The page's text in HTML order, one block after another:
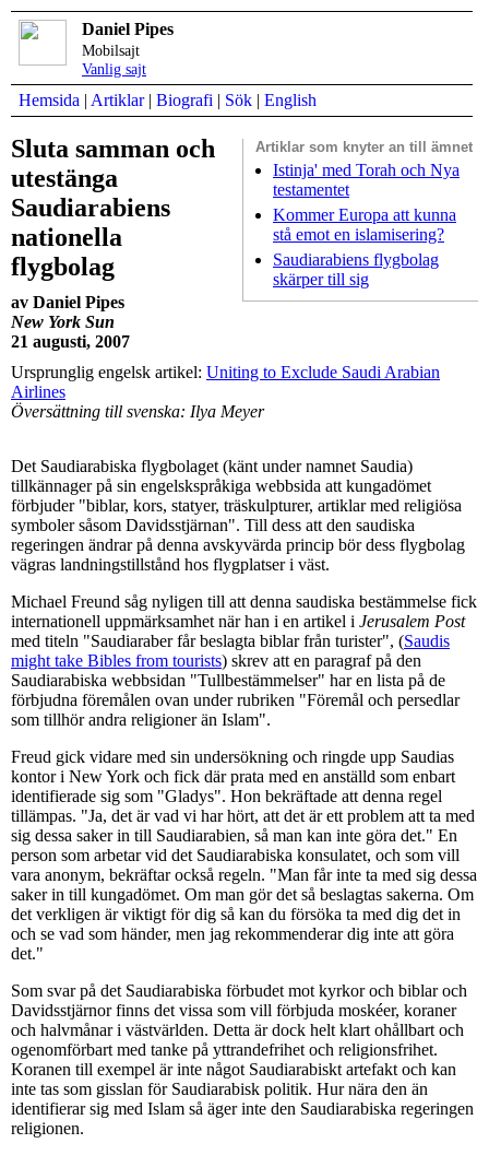
Daniel Pipes
Mobilsajt
Vanlig sajt
Hemsida | Artiklar| Biografi | Sök | English
Artiklar som knyter an till ämnet
Istinja' med Torah och Nya
testamentet
Kommer Europa att kunna
stå emot en islamisering?
Saudiarabiens flygbolag
skärper till sig
Sluta samman och
utestänga
Saudiarabiens
nationella
flygbolag
av Daniel Pipes
New York Sun
21 augusti, 2007
Ursprunglig engelsk artikel: Uniting to Exclude Saudi Arabian
Airlines
Översättning till svenska: Ilya Meyer
Det Saudiarabiska flygbolaget (känt under namnet Saudia)
tillkännager på sin engelskspråkiga webbsida att kungadömet
förbjuder "biblar, kors, statyer, träskulpturer, artiklar med religiösa
symboler såsom Davidsstjärnan". Till dess att den saudiska
regeringen ändrar på denna avskyvärda princip bör dess flygbolag
vägras landningstillstånd hos flygplatser i väst.
Michael Freund såg nyligen till att denna saudiska bestämmelse fick
internationell uppmärksamhet när han i en artikel i Jerusalem Post
med titeln "Saudiaraber får beslagta biblar från turister", (Saudis
might take Bibles from tourists) skrev att en paragraf på den
Saudiarabiska webbsidan "Tullbestämmelser" har en lista på de
förbjudna föremålen ovan under rubriken "Föremål och persedlar
som tillhör andra religioner än Islam".
Freud gick vidare med sin undersökning och ringde upp Saudias
kontor i New York och fick där prata med en anställd som enbart
identifierade sig som "Gladys". Hon bekräftade att denna regel
tillämpas. "Ja, det är vad vi har hört, att det är ett problem att ta med
sig dessa saker in till Saudiarabien, så man kan inte göra det." En
person som arbetar vid det Saudiarabiska konsulatet, och som vill
vara anonym, bekräftar också regeln. "Man får inte ta med sig dessa
saker in till kungadömet. Om man gör det så beslagtas sakerna. Om
det verkligen är viktigt för dig så kan du försöka ta med dig det in
och se vad som händer, men jag rekommenderar dig inte att göra
det."
Som svar på det Saudiarabiska förbudet mot kyrkor och biblar och
Davidsstjärnor finns det vissa som vill förbjuda moskéer, koraner
och halvmånar i västvärlden. Detta är dock helt klart ohållbart och
ogenomförbart med tanke på yttrandefrihet och religionsfrihet.
Koranen till exempel är inte något Saudiarabiskt artefakt och kan
inte tas som gisslan för Saudiarabisk politik. Hur nära den än
identifierar sig med Islam så äger inte den Saudiarabiska regeringen
religionen.